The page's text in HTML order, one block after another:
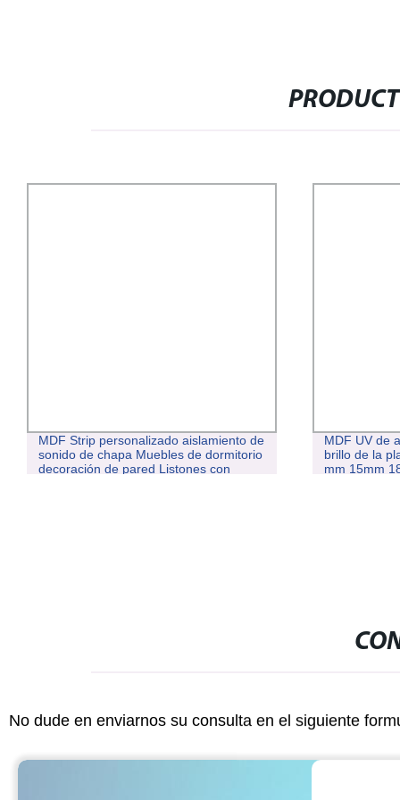
MDF Strip personalizado aislamiento de
sonido de chapa Muebles de dormitorio
decoración de pared Listones con
MDF UV de
brillo de la
mm 15mm
No dude en enviarnos su consulta en el siguiente